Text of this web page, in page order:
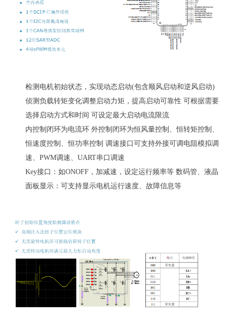
检测电机初始状态，实现动态启动(包含顺风启动和逆风启动)
侦测负载转矩变化调整启动力矩，提高启动可靠性 可根据需要
选择启动方式和时间 可设定最大启动电流限流
内控制闭环为电流环 外控制闭环为恒风量控制、恒转矩控制、
恒速度控制、恒功率控制 调速接口可支持外接可调电阻模拟调
速、PWM调速、UART串口调速
Key接口：如ONOFF，加减速，设定运行频率等 数码管、液晶
面板显示：可支持显示电机运行速度、故障信息等